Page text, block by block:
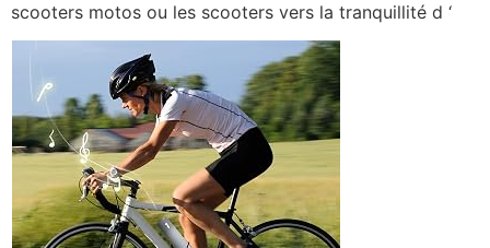
scooters motos ou les scooters vers la tranquillité d ‘